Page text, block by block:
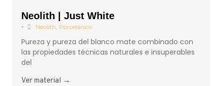
Neolith | Just White
• Neolith Porcelánico
Pureza y pureza del blanco mate combinado con
las propiedades técnicas naturales e insuperables
del
Ver material →